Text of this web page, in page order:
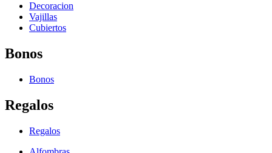
Decoracion
Vajillas
Cubiertos
Bonos
Bonos
Regalos
Regalos